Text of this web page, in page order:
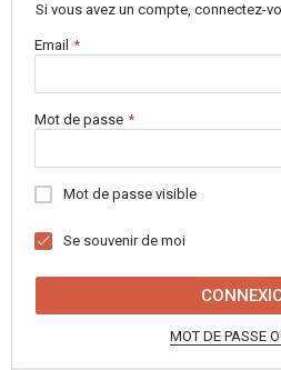
Si vous avez un compte, connectez-
Email
Mot de passe
Mot de passe visible
Se souvenir de moi
MOT DE PASSE